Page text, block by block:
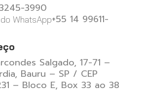
3990
+55 14 99611-
Salgado, 17-71 –
Bauru – SP / CEP
– Bloco E, Box 33 ao 38